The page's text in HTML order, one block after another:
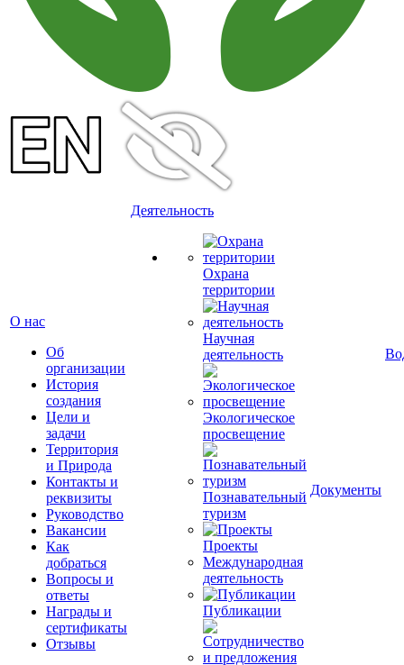
О нас
Об
организации
История
создания
Цели и
задачи
Территория
и Природа
Контакты и
реквизиты
Руководство
Вакансии
Как
добраться
Вопросы и
ответы
Награды и
сертификаты
Отзывы
Деятельность
Охрана
территории
Научная
деятельность
Экологическое
просвещение
Познавательный
туризм
Проекты
Международная
деятельность
Публикации
Документы